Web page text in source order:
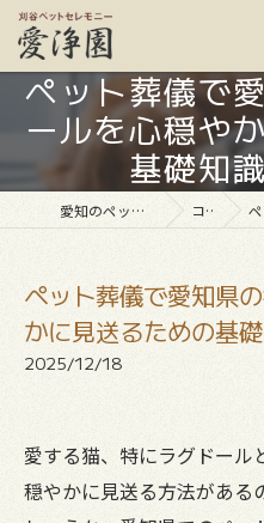
ペット葬儀で
ールを心穏や
基礎知
愛知のペット葬儀なら愛浄園 コラム ペ
ペット葬儀で愛知県
かに見送るための基
2025/12/18
愛する猫、特にラグドール
穏やかに見送る方法がある